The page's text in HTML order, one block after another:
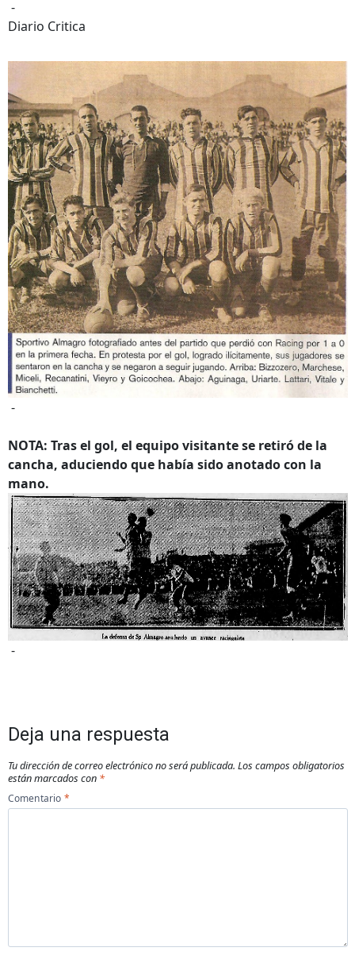
-
Diario Critica
-
NOTA: Tras el gol, el equipo visitante se retiró de la
cancha, aduciendo que había sido anotado con la
mano.
-
Deja una respuesta
Tu dirección de correo electrónico no será publicada. Los campos obligatorios
están marcados con *
Comentario *